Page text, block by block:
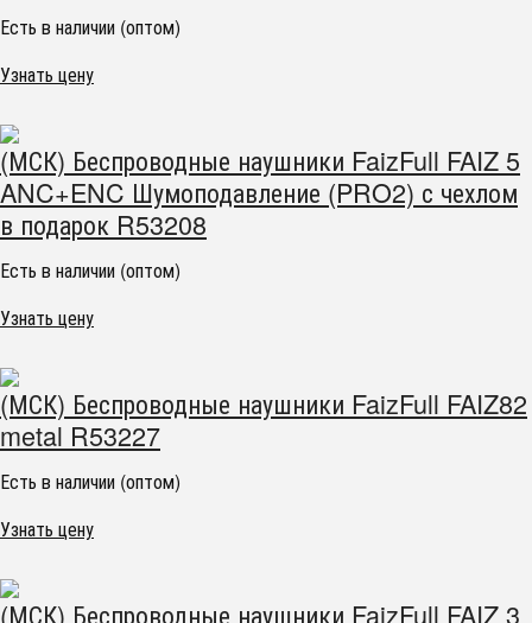
Есть в наличии (оптом)
Узнать цену
(МСК) Беспроводные наушники FaizFull FAIZ 5
ANC+ENC Шумоподавление (PRO2) с чехлом
в подарок R53208
Есть в наличии (оптом)
Узнать цену
(МСК) Беспроводные наушники FaizFull FAIZ82
metal R53227
Есть в наличии (оптом)
Узнать цену
(МСК) Беспроводные наушники FaizFull FAIZ 3